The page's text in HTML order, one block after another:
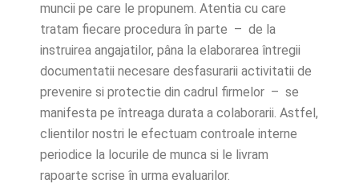
muncii pe care le propunem. Atentia cu care
tratam fiecare procedura în parte – de la
instruirea angajatilor, pâna la elaborarea întregii
documentatii necesare desfasurarii activitatii de
prevenire si protectie din cadrul firmelor – se
manifesta pe întreaga durata a colaborarii. Astfel,
clientilor nostri le efectuam controale interne
periodice la locurile de munca si le livram
rapoarte scrise în urma evaluarilor.